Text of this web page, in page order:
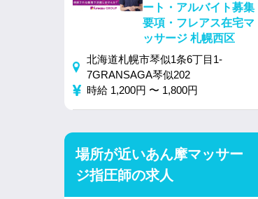
ート・アルバイト募集
要項・フレアス在宅マ
ッサージ 札幌西区
北海道札幌市琴似1条6丁目1-
7GRANSAGA琴似202
時給 1,200円 〜 1,800円
場所が近いあん摩マッサー
ジ指圧師の求人